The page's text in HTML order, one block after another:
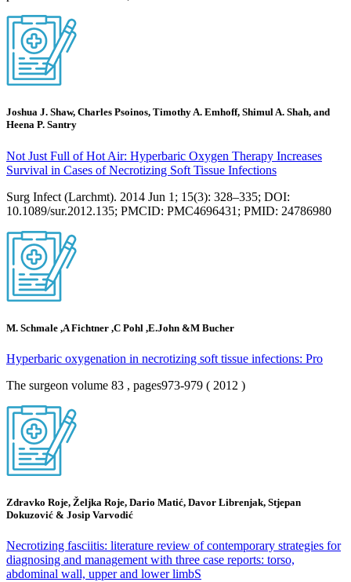
Joshua J. Shaw, Charles Psoinos, Timothy A. Emhoff, Shimul A. Shah, and
Heena P. Santry
Not Just Full of Hot Air: Hyperbaric Oxygen Therapy Increases
Survival in Cases of Necrotizing Soft Tissue Infections
Surg Infect (Larchmt). 2014 Jun 1; 15(3): 328–335; DOI:
10.1089/sur.2012.135; PMCID: PMC4696431; PMID: 24786980
M. Schmale ,A Fichtner ,C Pohl ,E.John &M Bucher
Hyperbaric oxygenation in necrotizing soft tissue infections: Pro
The surgeon volume 83 , pages973-979 ( 2012 )
Zdravko Roje, Željka Roje, Dario Matić, Davor Librenjak, Stjepan
Dokuzović & Josip Varvodić
Necrotizing fasciitis: literature review of contemporary strategies for
diagnosing and management with three case reports: torso,
abdominal wall, upper and lower limbS